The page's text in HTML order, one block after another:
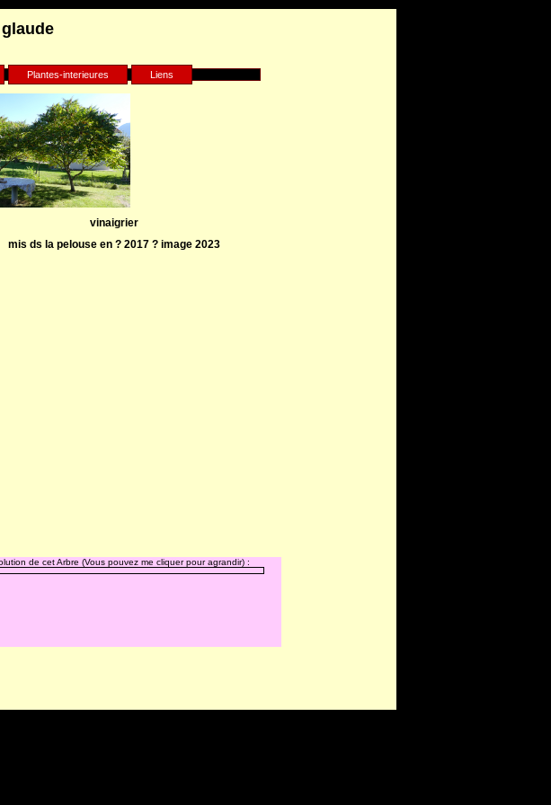
Plantes-interieures Liens
vinaigrier
mis ds la pelouse en ? 2017 ? image 2023
de cet Arbre (Vous pouvez me cliquer pour agrandir) :